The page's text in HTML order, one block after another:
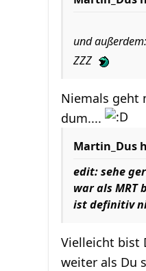
und
ZZZ
Niemals geht
dum....
Martin_Dus
edit: sehe
war als MRT
ist definitiv
Vielleicht bist
weiter als Du